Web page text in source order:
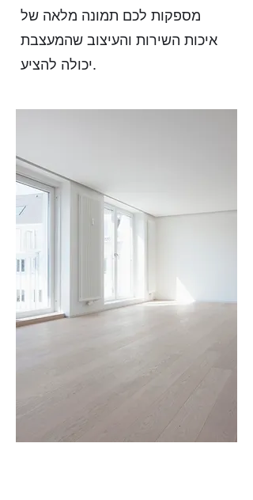
מספקות לכם תמונה מלאה של
איכות השירות והעיצוב שהמעצבת
יכולה להציע.